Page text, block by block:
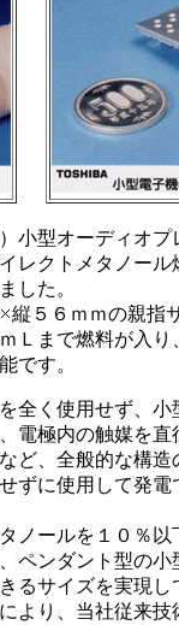
小型オーディオプ
レクトメタノー
した。
縦５６ｍｍの親指
Ｌまで燃料が入
です。
全く使用せず、小
電極内の触媒を
ど、全般的な構
ずに使用して発
ノールを１０％以
ペンダント型の
るサイズを実現し
より、当社従来技